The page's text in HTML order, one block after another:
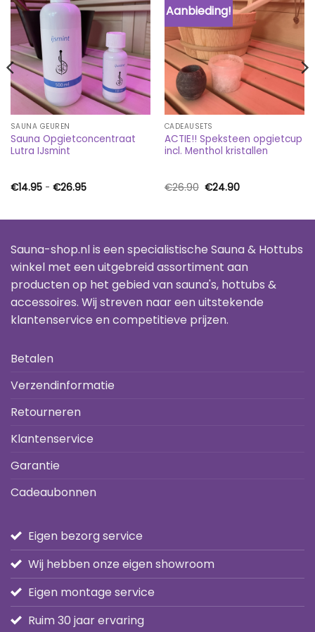
SAUNA GEUREN
Sauna Opgietconcentraat
Lutra IJsmint
€14.95 - €26.95Prijsklasse:
Aanbieding!
CADEAUSETS
ACTIE!! Speksteen opgietcup
incl. Menthol kristallen
€26.90 Oorspronkelijke
€24.90Huidige
Sauna-shop.nl is een specialistische Sauna & Hottubs
winkel met een uitgebreid assortiment aan
producten op het gebied van sauna's, hottubs &
accessoires. Wij streven naar een uitstekende
klantenservice en competitieve prijzen.
Betalen
Verzendinformatie
Retourneren
Klantenservice
Garantie
Cadeaubonnen
Eigen bezorg service
Wij hebben onze eigen showroom
Eigen montage service
Ruim 30 jaar ervaring